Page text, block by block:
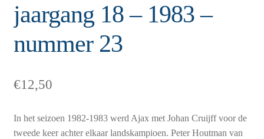
jaargang 18 – 1983 –
nummer 23
€12,50
In het seizoen 1982-1983 werd Ajax met Johan Cruijff voor de
tweede keer achter elkaar landskampioen. Peter Houtman van